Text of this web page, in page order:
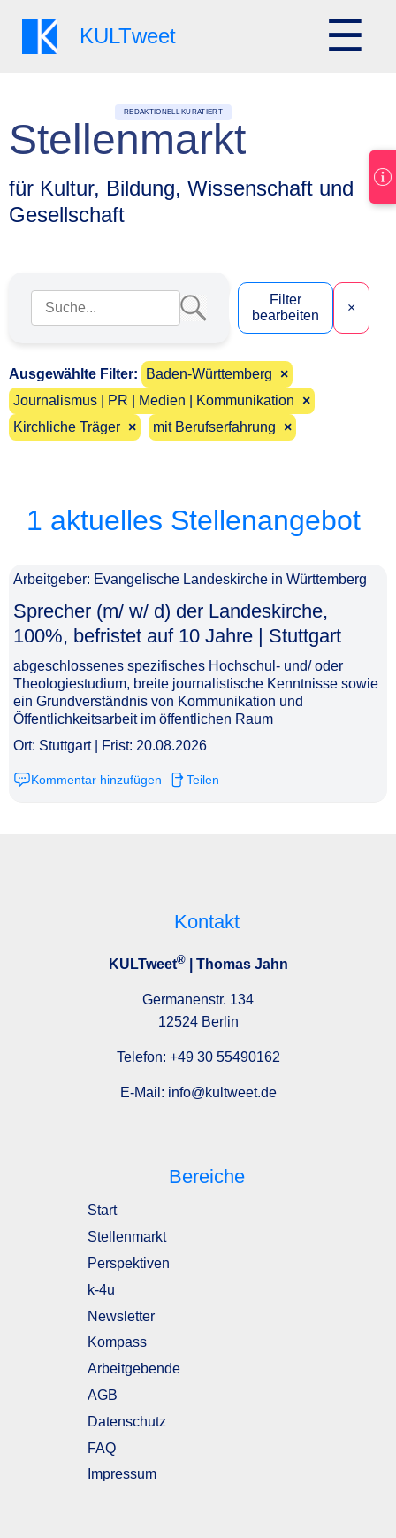
KULTweet ☰
REDAKTIONELL KURATIERT
Stellenmarkt
für Kultur, Bildung, Wissenschaft und
Gesellschaft
Suchbegriff eingeben
Filter
bearbeiten
×
Ausgewählte Filter: Baden-Württemberg ×
Journalismus | PR | Medien | Kommunikation ×
Kirchliche Träger × mit Berufserfahrung ×
1 aktuelles Stellenangebot
Arbeitgeber: Evangelische Landeskirche in Württemberg
Sprecher (m/ w/ d) der Landeskirche,
100%, befristet auf 10 Jahre | Stuttgart​‌‌‌‌​‌​‌​‌‌‌​‌​​‌​
abgeschlossenes spezifisches Hochschul- und/ oder
Theologiestudium, breite journalistische Kenntnisse sowie
ein Grundverständnis von Kommunikation und
Öffentlichkeitsarbeit im öffentlichen Raum
Ort: Stuttgart | Frist: 20.08.2026
Kommentar hinzufügen Teilen
Kontakt
KULTweet®| Thomas Jahn
Germanenstr. 134
12524 Berlin
Telefon: +49 30 55490162
E-Mail: info@kultweet.de
Bereiche
Start
Stellenmarkt
Perspektiven
k-4u
Newsletter
Kompass
Arbeitgebende
AGB
Datenschutz
FAQ
Impressum